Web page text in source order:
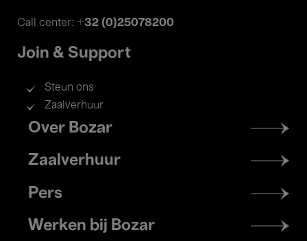
Call center: +32 (0)25078200
Join & Support
Steun ons
Zaalverhuur
Footer
menu
Over Bozar
Zaalverhuur
Pers
Werken bij Bozar